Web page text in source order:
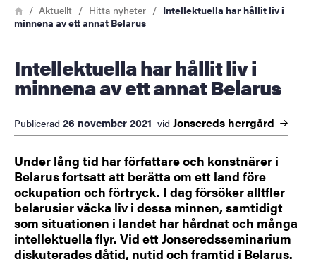
Länkstig
HemAktuellt Hitta nyheter
Intellektuella har hållit liv i
minnena av ett annat Belarus
Intellektuella har hållit liv i
minnena av ett annat Belarus
Publicerad 26 november 2021 vid Jonsereds herrgård
Under lång tid har författare och konstnärer i
Belarus fortsatt att berätta om ett land före
ockupation och förtryck. I dag försöker alltfler
belarusier väcka liv i dessa minnen, samtidigt
som situationen i landet har hårdnat och många
intellektuella flyr. Vid ett Jonseredsseminarium
diskuterades dåtid, nutid och framtid i Belarus.